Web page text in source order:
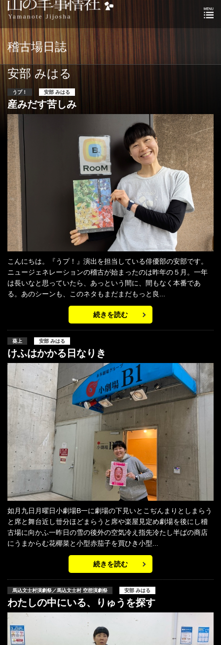
稽古場日誌
安部 みはる
うプ！ 安部 みはる
産みだす苦しみ
こんにちは。『うプ！』演出を担当している俳優部の安部です。
ニュージェネレーションの稽古が始まったのは昨年の５月。一年
は長いなと思っていたら、あっという間に、間もなく本番であ
る。あのシーンも、このネタもまだまだもっと良...
続きを読む
葵上 安部 みはる
けふはかかる日なりき
如月九日月曜日小劇場B一に劇場の下見いとこぢんまりとしまらう
と席と舞台近し丗分ほどまらうと席や楽屋見定め劇場を後にし稽
古場に向かふ一昨日の雪の後外の空気冷え指先冷たし半ばの商店
にうまからむ花椰菜と小型赤茄子を買ひき小型...
続きを読む
馬込文士村演劇祭／馬込文士村 空想演劇祭 安部 みはる
わたしの中にいる、りゅうを探す